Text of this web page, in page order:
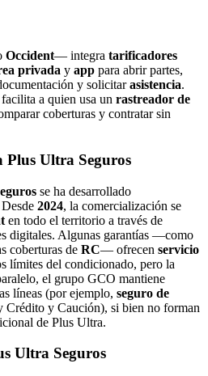
Occident— integra tarificadores
privada y app para abrir partes,
y solicitarasistencia.
a quien usa un rastreador de
coberturas y contratar sin
Plus Ultra Seguros
se ha desarrollado
2024, la comercialización se
en todo el territorio a través de
digitales. Algunas garantías —como
coberturas de RC— ofrecen servicio
límites del condicionado, pero la
el grupo GCO mantiene
líneas (por ejemplo, seguro de
Crédito y Caución), si bien no forman
de Plus Ultra.
Ultra Seguros